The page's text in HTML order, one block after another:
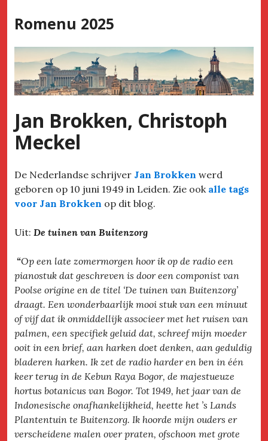
to
Romenu 2025
Jan Brokken, Christoph
Meckel
De Nederlandse schrijver Jan Brokken werd
geboren op 10 juni 1949 in Leiden. Zie ook alle tags
voor Jan Brokken op dit blog.
Uit: De tuinen van Buitenzorg
“Op een late zomermorgen hoor ik op de radio een
pianostuk dat geschreven is door een componist van
Poolse origine en de titel ‘De tuinen van Buitenzorg’
draagt. Een wonderbaarlijk mooi stuk van een minuut
of vijf dat ik onmiddellijk associeer met het ruisen van
palmen, een specifiek geluid dat, schreef mijn moeder
ooit in een brief, aan harken doet denken, aan geduldig
bladeren harken. Ik zet de radio harder en ben in één
keer terug in de Kebun Raya Bogor, de majestueuze
hortus botanicus van Bogor. Tot 1949, het jaar van de
Indonesische onafhankelijkheid, heette het ’s Lands
Plantentuin te Buitenzorg. Ik hoorde mijn ouders er
verscheidene malen over praten, ofschoon met grote